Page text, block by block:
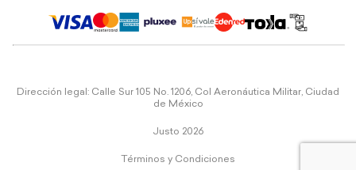
Dirección legal: Calle Sur 105 No. 1206, Col Aeronáutica Militar, Ciudad
de México
Justo 2026
Términos y Condiciones